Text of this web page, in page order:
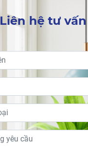
Liên hệ tư vấn